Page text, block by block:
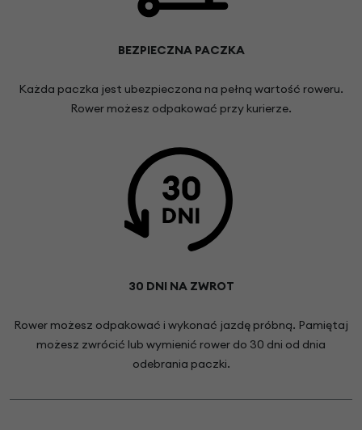
BEZPIECZNA PACZKA
Każda paczka jest ubezpieczona na pełną wartość roweru.
Rower możesz odpakować przy kurierze.
30 DNI NA ZWROT
Rower możesz odpakować i wykonać jazdę próbną. Pamiętaj
możesz zwrócić lub wymienić rower do 30 dni od dnia
odebrania paczki.